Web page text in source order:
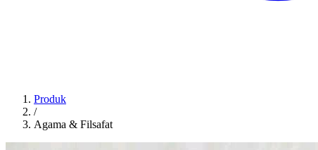
Produk
/
Agama & Filsafat